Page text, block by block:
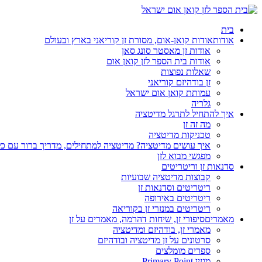
בית
אודותאודות קואן-אום, מסורת זן קוריאני בארץ ובעולם
אודות זן מאסטר סונג סאן
אודות בית הספר לזן קואן אום
שאלות נפוצות
זן בודהיזם קוריאני
עמותת קואן אום ישראל
גלריה
איך להתחיל לתרגל מדיטציה
מה זה זן
טכניקות מדיטציה
איך עושים מדיטציה? מדיטציה למתחילים, מדריך ברור עם
מפגשי מבוא לזן
סדנאות זן וריטריטים
קבוצות מדיטציה שבועיות
ריטריטים וסדנאות זן
ריטריטים באירופה
ריטריטים במנזרי זן בקוריאה
מאמריםסיפורי זן, שיחות דהרמה, מאמרים על זן
מאמרי זן, בודהיזם ומדיטציה
סרטונים על זן מדיטציה ובודהיזם
ספרים מומלצים